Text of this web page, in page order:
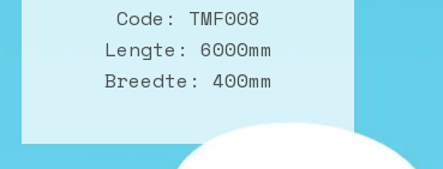
Code: TMF008
Lengte: 6000mm
Breedte: 400mm